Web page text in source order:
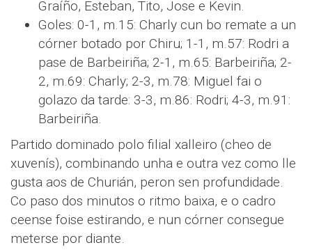
Graíño, Esteban, Tito, Jose e Kevin.
Goles: 0-1, m.15: Charly cun bo remate a un
córner botado por Chiru; 1-1, m.57: Rodri a
pase de Barbeiriña; 2-1, m.65: Barbeiriña; 2-
2, m.69: Charly; 2-3, m.78: Miguel fai o
golazo da tarde: 3-3, m.86: Rodri; 4-3, m.91:
Barbeiriña.
Partido dominado polo filial xalleiro (cheo de
xuvenís), combinando unha e outra vez como lle
gusta aos de Churián, peron sen profundidade.
Co paso dos minutos o ritmo baixa, e o cadro
ceense foise estirando, e nun córner consegue
meterse por diante.